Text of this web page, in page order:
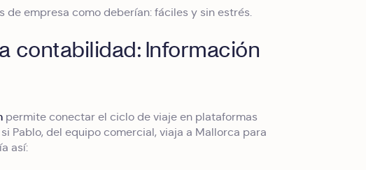
de empresa como deberían: fáciles y sin estrés.
contabilidad: Información
permite conectar el ciclo de viaje en plataformas
Pablo, del equipo comercial, viaja a Mallorca para
así: